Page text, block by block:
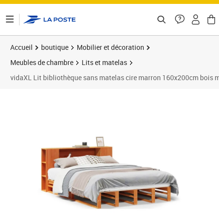
Accueil boutique
Mobilier et décoration
Meubles de chambre
Lits et matelas
vidaXL Lit bibliothèque sans matelas cire marron 160x200cm bois